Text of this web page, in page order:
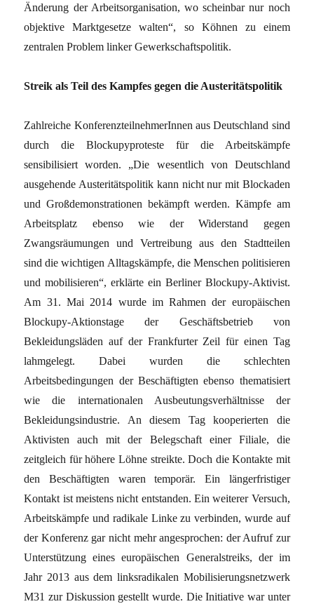
Änderung der Arbeitsorganisation, wo scheinbar nur noch
objektive Marktgesetze walten“, so Köhnen zu einem
zentralen Problem linker Gewerkschaftspolitik.
Streik als Teil des Kampfes gegen die Austeritätspolitik
Zahlreiche KonferenzteilnehmerInnen aus Deutschland sind
durch die Blockupyproteste für die Arbeitskämpfe
sensibilisiert worden. „Die wesentlich von Deutschland
ausgehende Austeritätspolitik kann nicht nur mit Blockaden
und Großdemonstrationen bekämpft werden. Kämpfe am
Arbeitsplatz ebenso wie der Widerstand gegen
Zwangsräumungen und Vertreibung aus den Stadtteilen
sind die wichtigen Alltagskämpfe, die Menschen politisieren
und mobilisieren“, erklärte ein Berliner Blockupy-Aktivist.
Am 31. Mai 2014 wurde im Rahmen der europäischen
Blockupy-Aktionstage der Geschäftsbetrieb von
Bekleidungsläden auf der Frankfurter Zeil für einen Tag
lahmgelegt. Dabei wurden die schlechten
Arbeitsbedingungen der Beschäftigten ebenso thematisiert
wie die internationalen Ausbeutungsverhältnisse der
Bekleidungsindustrie. An diesem Tag kooperierten die
Aktivisten auch mit der Belegschaft einer Filiale, die
zeitgleich für höhere Löhne streikte. Doch die Kontakte mit
den Beschäftigten waren temporär. Ein längerfristiger
Kontakt ist meistens nicht entstanden. Ein weiterer Versuch,
Arbeitskämpfe und radikale Linke zu verbinden, wurde auf
der Konferenz gar nicht mehr angesprochen: der Aufruf zur
Unterstützung eines europäischen Generalstreiks, der im
Jahr 2013 aus dem linksradikalen Mobilisierungsnetzwerk
M31 zur Diskussion gestellt wurde. Die Initiative war unter